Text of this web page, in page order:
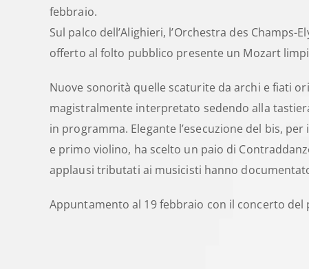
febbraio.
Sul palco dell’Alighieri, l’Orchestra des
offerto al folto pubblico presente un Mozart
Nuove sonorità quelle scaturite da archi e fiati
magistralmente interpretato sedendo alla
in programma. Elegante l’esecuzione del bis,
e primo violino, ha scelto un paio di
applausi tributati ai musicisti hanno
Appuntamento al 19 febbraio con il concerto del